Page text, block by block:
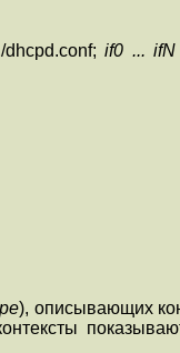
dhcpd.conf;if0 ... ifN
), описывающих